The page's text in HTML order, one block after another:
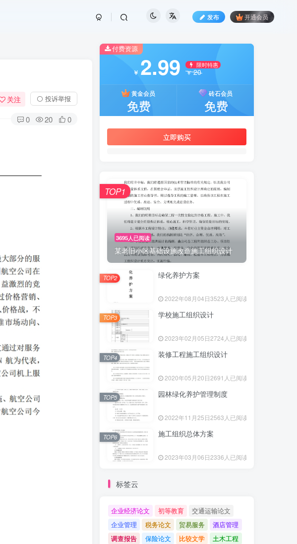
发布 开通会员
关注 ⚪ 投诉举报
0 20 0
付费资源
￥ 2.99 限时特惠
￥20
黄金会员
免费
砖石会员
免费
立即购买
3695人已阅读
某老旧小区基础设施改造施工组织设计
TOP1
绿化养护方案
2022年08月04日3523人已阅读
TOP2
学校施工组织设计
2023年02月05日2724人已阅读
TOP3
装修工程施工组织设计
2020年05月20日2691人已阅读
TOP4
园林绿化养护管理制度
2022年11月25日2563人已阅读
TOP5
施工组织总体方案
2023年03月06日2336人已阅读
TOP6
标签云
企业经济论文 初等教育
交通运输论文
企业管理
税务论文 贸易服务
酒店管理
调查报告
保险论文 比较文学
土木工程